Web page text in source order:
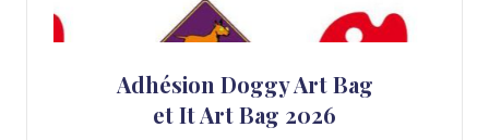
Adhésion Doggy Art Bag
et It Art Bag 2026